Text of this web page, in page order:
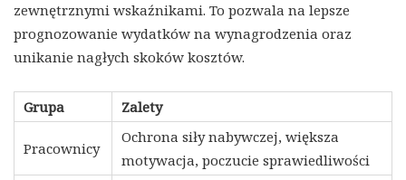
zewnętrznymi wskaźnikami. To pozwala na lepsze
prognozowanie wydatków na wynagrodzenia oraz
unikanie nagłych skoków kosztów.
Grupa Zalety
Pracownicy
Ochrona siły nabywczej, większa
motywacja, poczucie sprawiedliwości